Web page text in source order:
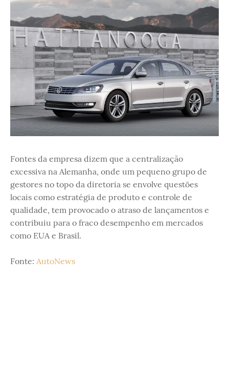
Fontes da empresa dizem que a centralização
excessiva na Alemanha, onde um pequeno grupo de
gestores no topo da diretoria se envolve questões
locais como estratégia de produto e controle de
qualidade, tem provocado o atraso de lançamentos e
contribuiu para o fraco desempenho em mercados
como EUA e Brasil.
Fonte: AutoNews